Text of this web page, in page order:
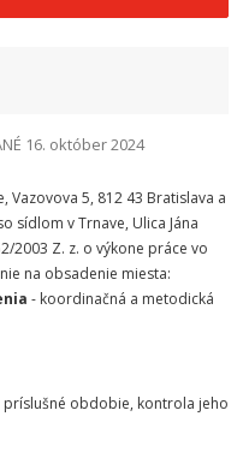
16. október 2024
Vazovova 5, 812 43 Bratislava a
sídlom v Trnave, Ulica Jána
2003 Z. z. o výkone práce vo
na obsadenie miesta:
- koordinačná a metodická
obdobie, kontrola jeho